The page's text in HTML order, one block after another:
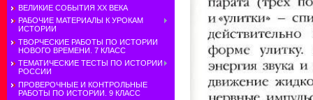
ВЕЛИКИЕ СОБЫТИЯ ХХ ВЕКА
РАБОЧИЕ МАТЕРИАЛЫ К УРОКАМ
ИСТОРИИ
ТВОРЧЕСКИЕ РАБОТЫ ПО ИСТОРИИ
НОВОГО ВРЕМЕНИ. 7 КЛАСС
ТЕМАТИЧЕСКИЕ ТЕСТЫ ПО ИСТОРИИ
РОССИИ
ПРОВЕРОЧНЫЕ И КОНТРОЛЬНЫЕ
РАБОТЫ ПО ИСТОРИИ. 9 КЛАСС